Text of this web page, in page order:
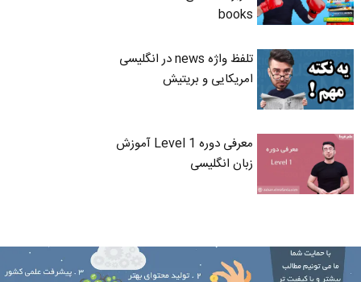
books
تلفظ واژه news در انگلیسی
امریکایی و بریتیش
معرفی دوره Level 1 آموزش
زبان انگلیسی